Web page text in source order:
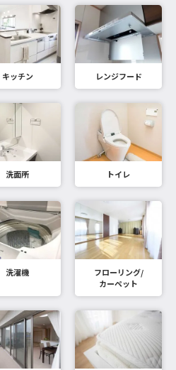
キッチン レンジフード
洗面所 トイレ
洗濯機
フローリング/
カーペット